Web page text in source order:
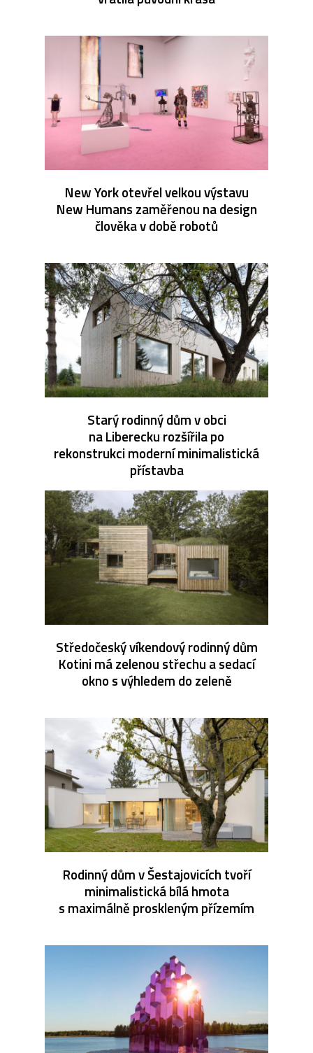
New York otevřel velkou výstavu
New Humans zaměřenou na design
člověka v době robotů
Starý rodinný dům v obci
na Liberecku rozšířila po
rekonstrukci moderní minimalistická
přístavba
Středočeský víkendový rodinný dům
Kotini má zelenou střechu a sedací
okno s výhledem do zeleně
Rodinný dům v Šestajovicích tvoří
minimalistická bílá hmota
s maximálně proskleným přízemím